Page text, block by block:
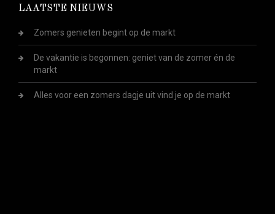
LAATSTE NIEUWS
Zomers genieten begint op de markt
De vakantie is begonnen: geniet van de zomer én de
markt
Alles voor een zomers dagje uit vind je op de markt